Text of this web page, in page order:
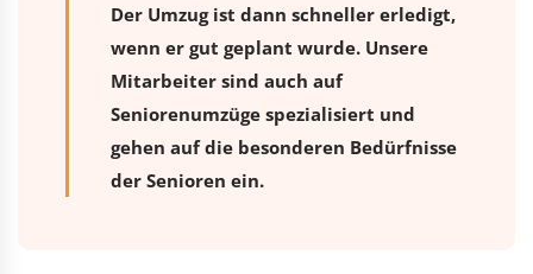
Der Umzug ist dann schneller erledigt,
wenn er gut geplant wurde. Unsere
Mitarbeiter sind auch auf
Seniorenumzüge spezialisiert und
gehen auf die besonderen Bedürfnisse
der Senioren ein.